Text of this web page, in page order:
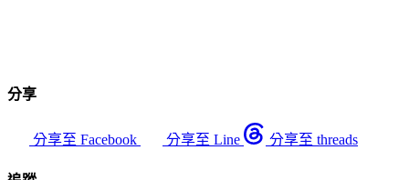
分享
分享至 Facebook 分享至 Line 分享至 threads